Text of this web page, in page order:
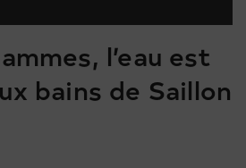
l’eau est
bains de Saillon